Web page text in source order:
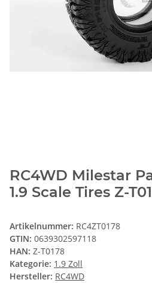
RC4WD Milestar
1.9 Scale Tires Z-
Artikelnummer: RC4ZT0178
GTIN: 0639302597118
HAN: Z-T0178
Kategorie: 1.9 Zoll
Hersteller: RC4WD